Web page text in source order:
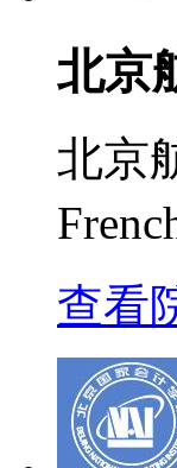
北京
北京
查看